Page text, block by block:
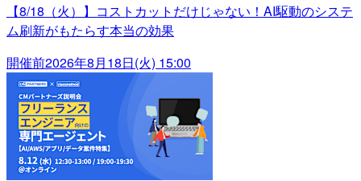
【8/18（火）】コストカットだけじゃない！AI駆動のシステ
ム刷新がもたらす本当の効果
開催前2026年8月18日(火) 15:00